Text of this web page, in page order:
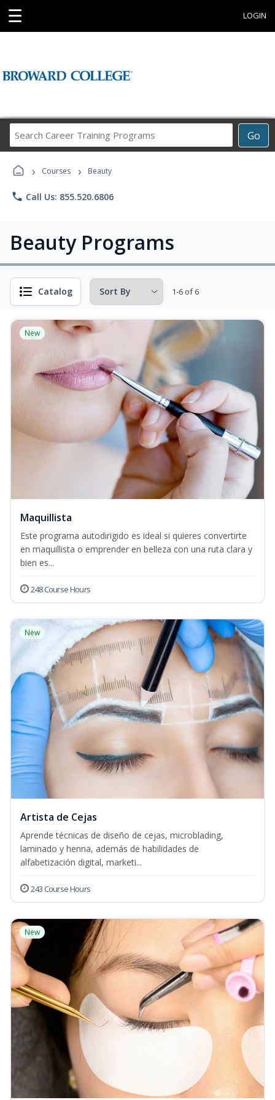
☰ LOGIN
Go
Career
› Courses › Beauty
phone Call Us: 855.520.6806
Beauty Programs
Catalog 1-6 of 6
New
Maquillista
Este programa autodirigido es ideal si quieres convertirte
en maquillista o emprender en belleza con una ruta clara y
bien es...
248 Course Hours
New
Artista de Cejas
Aprende técnicas de diseño de cejas, microblading,
laminado y henna, además de habilidades de
alfabetización digital, marketi...
243 Course Hours
New